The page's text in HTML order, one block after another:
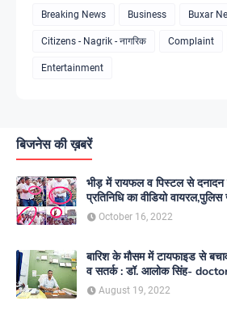
Breaking News Business Buxar
Citizens - Nagrik - नागरिक Complaint
Entertainment
बिजनेस की ख़बरें
भीड़ में रायफल व पिस्टल से दनादन
प्रतिनिधि का वीडियो
media
October 16, 2022
बारिश के मौसम में टायफाइड से
व सतर्क : डॉ. आलोक सिंह-
August 19, 2022